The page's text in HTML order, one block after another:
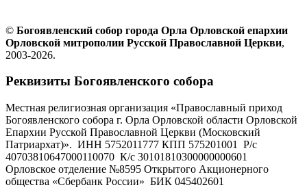
© Богоявленский собор города Орла Орловской епархии
Орловской митрополии Русской Православной Церкви,
2003-2026.
Реквизиты Богоявленского собора
Местная религиозная организация «Православный приход
Богоявленского собора г. Орла Орловской области Орловской
Епархии Русской Православной Церкви (Московский
Патриархат)». ИНН 5752011777 КПП 575201001 Р/с
40703810647000110070 К/с 30101810300000000601
Орловское отделение №8595 Открытого Акционерного
общества «Сбербанк России» БИК 045402601